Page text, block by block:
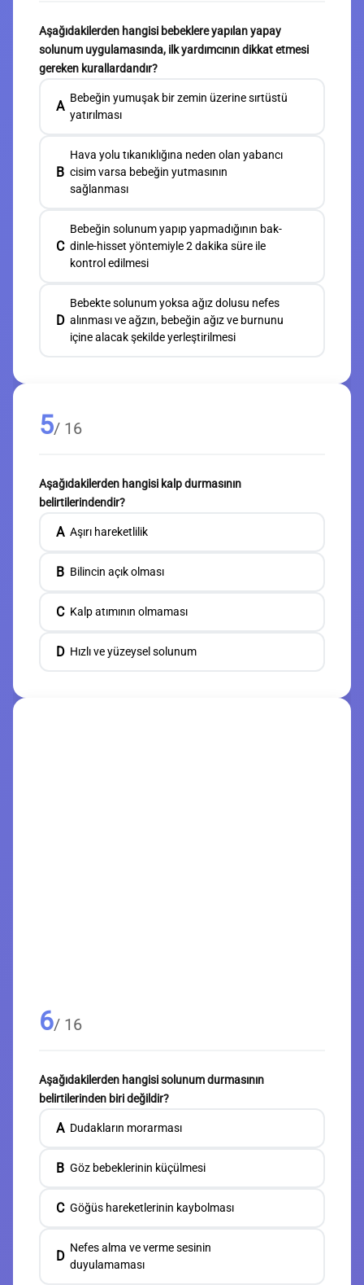
Aşağıdakilerden hangisi bebeklere yapılan yapay
solunum uygulamasında, ilk yardımcının dikkat etmesi
gereken kurallardandır?
A
Bebeğin yumuşak bir zemin üzerine sırtüstü
yatırılması
B
Hava yolu tıkanıklığına neden olan yabancı
cisim varsa bebeğin yutmasının
sağlanması
C
Bebeğin solunum yapıp yapmadığının bak-
dinle-hisset yöntemiyle 2 dakika süre ile
kontrol edilmesi
D
Bebekte solunum yoksa ağız dolusu nefes
alınması ve ağzın, bebeğin ağız ve burnunu
içine alacak şekilde yerleştirilmesi
5/ 16
Aşağıdakilerden hangisi kalp durmasının
belirtilerindendir?
A Aşırı hareketlilik
B Bilincin açık olması
C Kalp atımının olmaması
D Hızlı ve yüzeysel solunum
6/ 16
Aşağıdakilerden hangisi solunum durmasının
belirtilerinden biri değildir?
A Dudakların morarması
B Göz bebeklerinin küçülmesi
C Göğüs hareketlerinin kaybolması
D
Nefes alma ve verme sesinin
duyulamaması